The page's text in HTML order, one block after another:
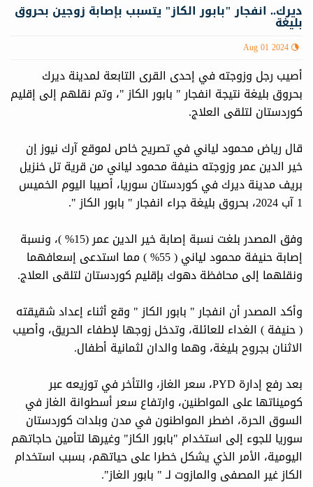
ديرك.. انفجار "بابور الكاز" يتسبب بإصابة زوجين بحروق
بليغة
Aug 01 2024
أصيب رجل وزوجته في إحدى القرى التابعة لمدينة ديرك
بحروق بليغة نتيجة انفجار " بابور الكاز "، وتم نقلهم إلى إقليم
كوردستان لتلقى العلاج.
قال رياض محمود لياني في تصريح خاص لموقع آرك نيوز إن
خير الدين عمر وزوجته حنيفة محمود لياني من قرية تل خنزيل
بريف مدينة ديرك في كوردستان سوريا، أصيبا اليوم الخميس
1 آب 2024، بحروق بليغة جراء انفجار " بابور الكاز ".
وفق المصدر بلغت نسبة إصابة خير الدين عمر (15% )، ونسبة
إصابة حنيفة محمود لياني ( 55% ) مما استدعى إسعافهما
ونقلهما إلى محافظة دهوك بإقليم كوردستان لتلقى العلاج.
وأكد المصدر أن انفجار " بابور الكاز " وقع أثناء إعداد شقيقته
( حنيفة ) الغداء للعائلة، وتدخل زوجها لإطفاء الحريق، وأصيب
الاثنان بجروح بليغة، وهما والدان لثمانية أطفال.
بعد رفع إدارة PYD، سعر الغاز، والتأخر في توزيعه عبر
كوميناتها على المواطنين، وارتفاع سعر أسطوانة الغاز في
السوق الحرة، اضطر المواطنون في مدن وبلدات كوردستان
سوريا للجوء إلى استخدام "بابور الكاز" وغيرها لتأمين حاجاتهم
اليومية، الأمر الذي يشكل خطرا على حياتهم، بسبب استخدام
الكاز غير المصفى والمازوت لـ " بابور الغاز".